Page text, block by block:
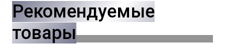
Рекомендуемые
товары